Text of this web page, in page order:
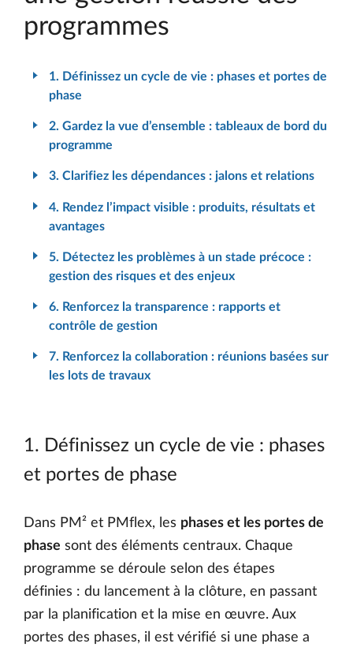
programmes
1. Définissez un cycle de vie : phases et portes de
phase
2. Gardez la vue d’ensemble : tableaux de bord du
programme
3. Clarifiez les dépendances : jalons et relations
4. Rendez l’impact visible : produits, résultats et
avantages
5. Détectez les problèmes à un stade précoce :
gestion des risques et des enjeux
6. Renforcez la transparence : rapports et
contrôle de gestion
7. Renforcez la collaboration : réunions basées sur
les lots de travaux
1. Définissez un cycle de vie : phases
et portes de phase
Dans PM² et PMflex, les phases et les portes de
phase sont des éléments centraux. Chaque
programme se déroule selon des étapes
définies : du lancement à la clôture, en passant
par la planification et la mise en œuvre. Aux
portes des phases, il est vérifié si une phase a